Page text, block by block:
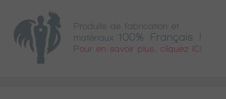
Produits de fabrication et
matériaux
100% Français !
Pour en savoir plus, cliquez ICI